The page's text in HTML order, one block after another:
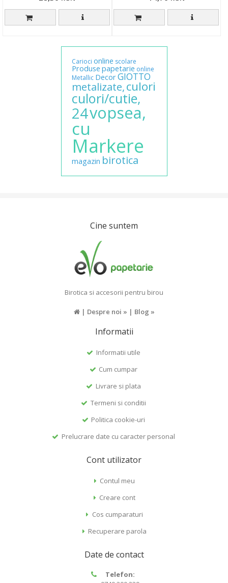
Carioci online scolare
Produse papetarie online
Metallic DecorGIOTTO
metalizate,culori
culori/cutie,
24vopsea,
cu
Markere
magazin birotica
Cine suntem
Birotica si accesorii pentru birou
| Despre noi » | Blog »
Informatii
Informatii utile
Cum cumpar
Livrare si plata
Termeni si conditii
Politica cookie-uri
Prelucrare date cu caracter personal
Cont utilizator
Contul meu
Creare cont
Cos cumparaturi
Recuperare parola
Date de contact
Telefon: